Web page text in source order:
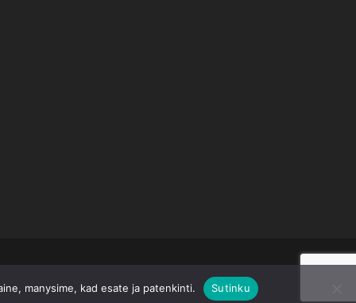
manysime, kad esate ja patenkinti. Sutinku